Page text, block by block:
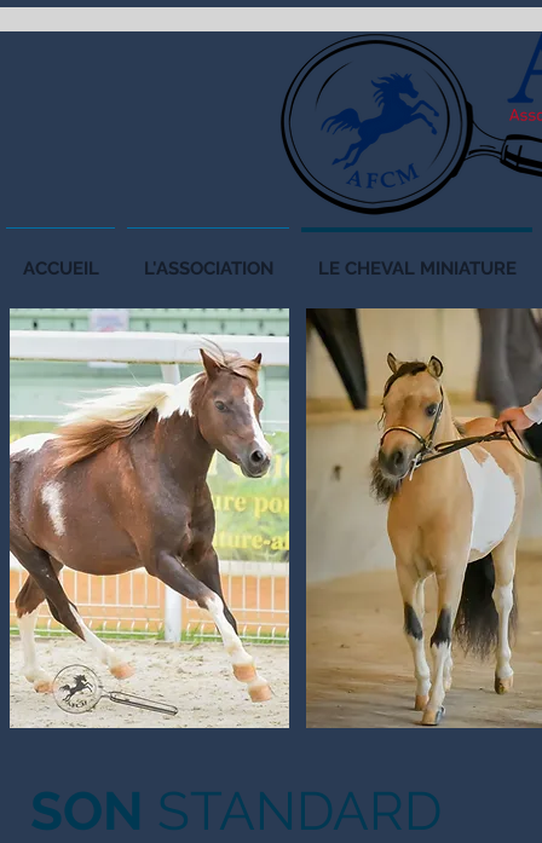
ACCUEIL L'ASSOCIATION LE CHEVAL MINIATURE
SON STANDARD